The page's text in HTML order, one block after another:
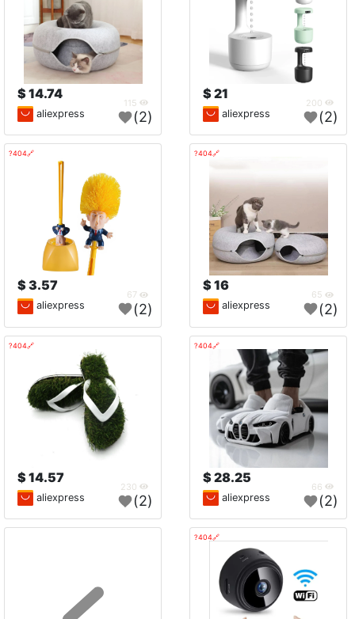
21 $
aliexpress (2)
14.74 $
aliexpress (2)
🔗404?
16 $
aliexpress (2)
🔗404?
3.57 $
aliexpress (2)
🔗404?
28.25 $
aliexpress (2)
🔗404?
14.57 $
aliexpress (2)
🔗404?